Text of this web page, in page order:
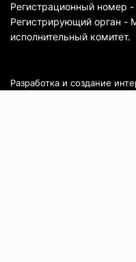
Регистрационный номер
Регистрирующий орган -
исполнительный комитет.
Разработка и создание